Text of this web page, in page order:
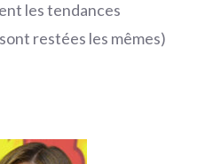
les tendances
restées les mêmes)